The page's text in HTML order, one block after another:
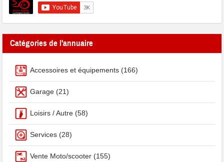
Catégories de l'annuaire
Accessoires et équipements (166)
Garage (21)
Loisirs / Autre (58)
Services (28)
Vente Moto/scooter (155)